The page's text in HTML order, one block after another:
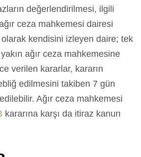
değerlendirilmesi, ilgili
ceza mahkemesi dairesi
kendisini izleyen daire; tek
ağır ceza mahkemesine
verilen kararlar, kararın
edilmesini takiben 7 gün
Ağır ceza mahkemesi
kararına karşı da itiraz kanun